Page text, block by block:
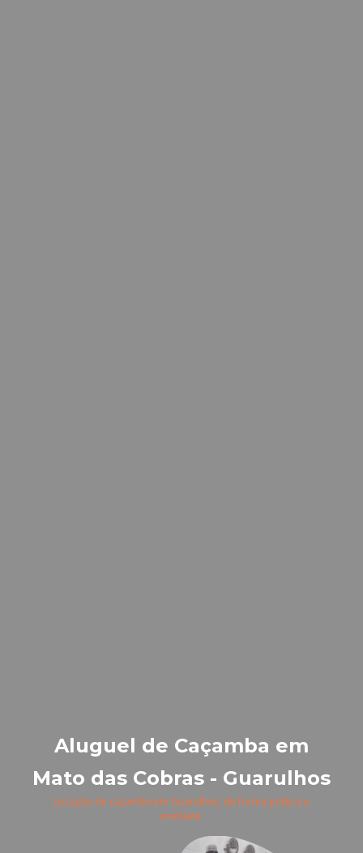
Aluguel de Caçamba em
Mato das Cobras - Guarulhos
Locação de caçamba em Guarulhos, de forma prática e
confiável.